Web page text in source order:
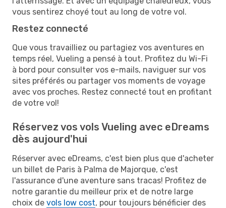
vous sentirez choyé tout au long de votre vol.
Restez connecté
Que vous travailliez ou partagiez vos aventures en
temps réel, Vueling a pensé à tout. Profitez du Wi-Fi
à bord pour consulter vos e-mails, naviguer sur vos
sites préférés ou partager vos moments de voyage
avec vos proches. Restez connecté tout en profitant
de votre vol!
Réservez vos vols Vueling avec eDreams
dès aujourd'hui
Réserver avec eDreams, c'est bien plus que d'acheter
un billet de Paris à Palma de Majorque, c'est
l'assurance d'une aventure sans tracas! Profitez de
notre garantie du meilleur prix et de notre large
choix de vols low cost, pour toujours bénéficier des